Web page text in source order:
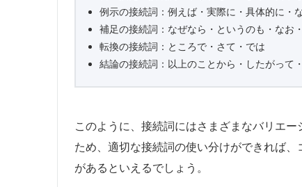
例示の接続詞：例えば・実際に・具体的に・
補足の接続詞：なぜなら・というのも・なお
転換の接続詞：ところで・さて・では
結論の接続詞：以上のことから・したがって
このように、接続詞にはさまざまなバリエ
ため、適切な接続詞の使い分けができれば
があるといえるでしょう。